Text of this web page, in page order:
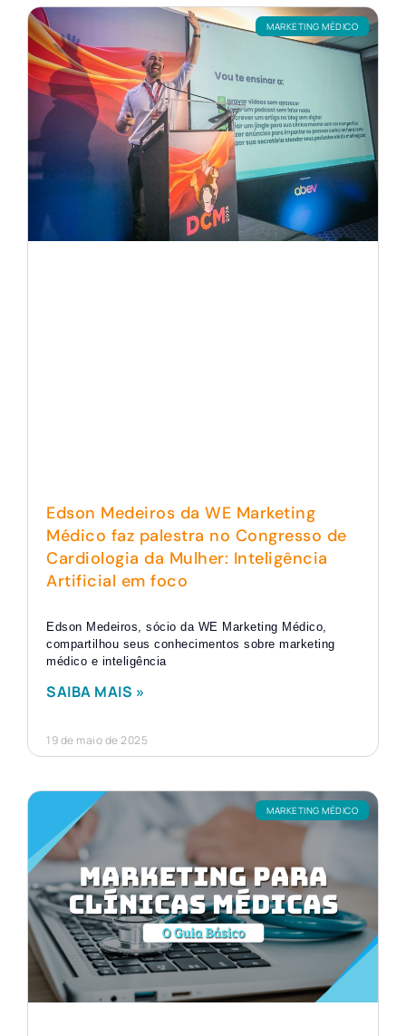
MARKETING MÉDICO
Edson Medeiros da WE Marketing
Médico faz palestra no Congresso de
Cardiologia da Mulher: Inteligência
Artificial em foco
Edson Medeiros, sócio da WE Marketing Médico,
compartilhou seus conhecimentos sobre marketing
médico e inteligência
SAIBA MAIS »
19 de maio de 2025
MARKETING MÉDICO